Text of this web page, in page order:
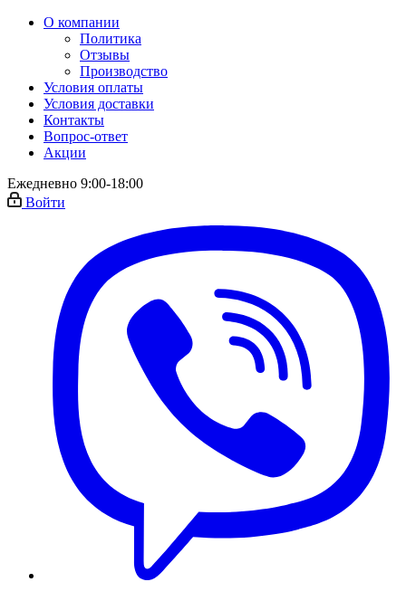
О компании
Политика
Отзывы
Производство
Условия оплаты
Условия доставки
Контакты
Вопрос-ответ
Акции
Ежедневно 9:00-18:00
Войти